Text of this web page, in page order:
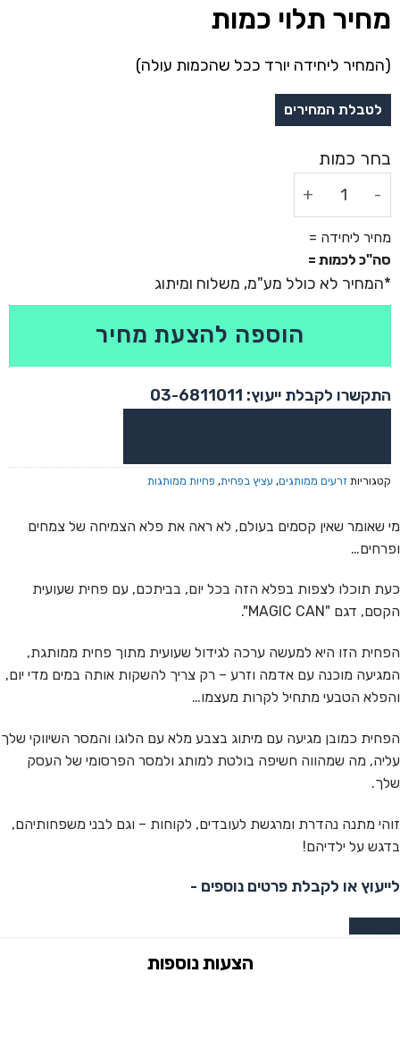
מחיר תלוי כמות
(המחיר ליחידה יורד ככל שהכמות עולה)
סה"כ לכמות =
מחיר ליחידה =
הוספה להצעת מחיר
התקשרו לקבלת ייעוץ: 03-6811011
קטגוריות זרעים ממותגים, עציץ בפחית, פחיות ממותגות
מי שאומר שאין קסמים בעולם, לא ראה את פלא הצמיחה של צמחים
ופרחים…
כעת תוכלו לצפות בפלא הזה בכל יום, בביתכם, עם פחית שעועית
הקסם, דגם "MAGIC CAN".
הפחית הזו היא למעשה ערכה לגידול שעועית מתוך פחית ממותגת,
המגיעה מוכנה עם אדמה וזרע – רק צריך להשקות אותה במים מדי יום,
והפלא הטבעי מתחיל לקרות מעצמו…
הפחית כמובן מגיעה עם מיתוג בצבע מלא עם הלוגו והמסר השיווקי שלך
עליה, מה שמהווה חשיפה בולטת למותג ולמסר הפרסומי של העסק
שלך.
זוהי מתנה נהדרת ומרגשת לעובדים, לקוחות – וגם לבני משפחותיהם,
בדגש על ילדיהם!
לייעוץ או לקבלת פרטים נוספים -